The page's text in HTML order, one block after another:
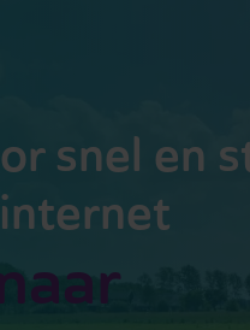
snel en